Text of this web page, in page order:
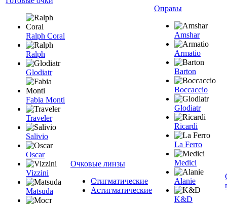
Ralph Coral
Ralph
Glodiatr
Fabia Monti
Traveler
Salivio
Oscar
Vizzini
Matsuda
Очковые линзы
Стигматические
Астигматические
Оправы
Amshar
Armatio
Barton
Boccaccio
Glodiatr
Ricardi
La Ferro
Medici
Alanie
K&D